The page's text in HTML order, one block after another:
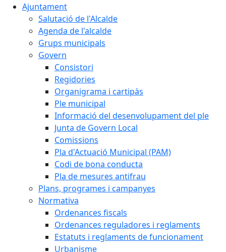
Ajuntament
Salutació de l'Alcalde
Agenda de l'alcalde
Grups municipals
Govern
Consistori
Regidories
Organigrama i cartipàs
Ple municipal
Informació del desenvolupament del ple
Junta de Govern Local
Comissions
Pla d'Actuació Municipal (PAM)
Codi de bona conducta
Pla de mesures antifrau
Plans, programes i campanyes
Normativa
Ordenances fiscals
Ordenances reguladores i reglaments
Estatuts i reglaments de funcionament
Urbanisme